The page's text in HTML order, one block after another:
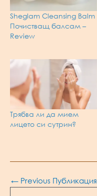
Sheglam Cleansing Balm
Почистващ балсам –
Review
Трябва ли да мием
лицето си сутрин?
Post
← Previous Публикация